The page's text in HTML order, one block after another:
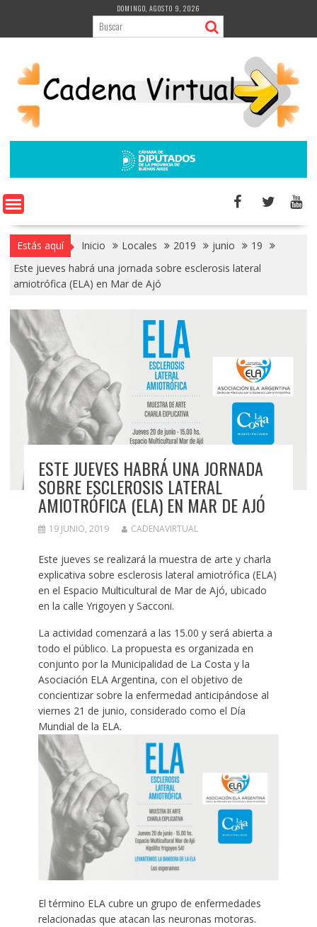
contenido
DOMINGO, AGOSTO 9, 2026
Estás aquí Inicio Locales 2019 junio
19
Este jueves habrá una jornada sobre esclerosis lateral
amiotrófica (ELA) en Mar de Ajó
ESTE JUEVES HABRÁ UNA JORNADA
SOBRE ESCLEROSIS LATERAL
AMIOTRÓFICA (ELA) EN MAR DE AJÓ
19 JUNIO, 2019 CADENAVIRTUAL
Este jueves se realizará la muestra de arte y charla
explicativa sobre esclerosis lateral amiotrófica (ELA)
en el Espacio Multicultural de Mar de Ajó, ubicado
en la calle Yrigoyen y Sacconi.
La actividad comenzará a las 15.00 y será abierta a
todo el público. La propuesta es organizada en
conjunto por la Municipalidad de La Costa y la
Asociación ELA Argentina, con el objetivo de
concientizar sobre la enfermedad anticipándose al
viernes 21 de junio, considerado como el Día
Mundial de la ELA.
El término ELA cubre un grupo de enfermedades
relacionadas que atacan las neuronas motoras.